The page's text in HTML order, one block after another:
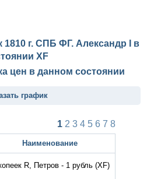
1810 г. СПБ ФГ. Александр I в
XF
цен в данном состоянии
график
1 2 3 4 5 6 7 8
Наименование
R, Петров - 1 рубль (XF)